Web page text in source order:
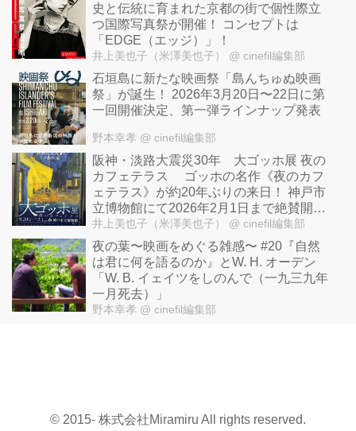
史と伝統に育まれた京都の街で個性際立
つ国際写真祭が開催！ コンセプトは
「EDGE（エッジ）」！
井上美也子（米澤美也子） @ cinefil編集部
石垣島に新たな映画祭「島んちゅぬ映画
祭」が誕生！ 2026年3月20日〜22日に第
一回開催決定、第一弾ラインナップ発表
野本幸孝 @ cinefil編集部
阪神・淡路大震災30年 大ゴッホ展 夜の
カフェテラス ゴッホの名作《夜のカフ
ェテラス》が約20年ぶりの来日！ 神戸市
立博物館にて2026年2月1日まで絶賛開催
中！福島県立美術館2026年2月21日より
開催、東京・上野の森美術館2026年5月
29日より開催！
井上美也子（米澤美也子） @ cinefil編集部
夜の葉〜映画をめぐる雑感〜 #20『自然
は君に何を語るのか』とW. H. オーデン
「W. B. イェイツをしのんで（一九三九年
一月死去）」
野本幸孝 @ cinefil編集部
© 2015- 株式会社Miramiru All rights reserved.